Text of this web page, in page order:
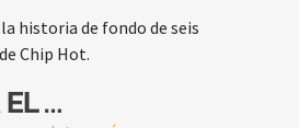
historia de fondo de seis
Chip Hot.
…